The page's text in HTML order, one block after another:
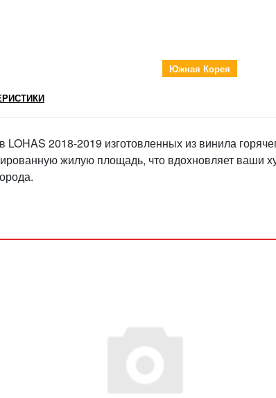
Южная Корея
LOHAS 2018-2019 изготовленных из винила
жилую площадь, что вдохновляет ваши